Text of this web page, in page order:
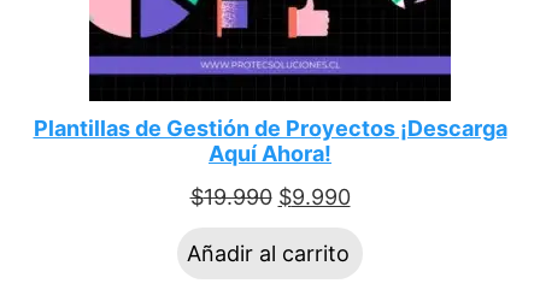
Plantillas de Gestión de Proyectos ¡Descarga
Aquí Ahora!
$19.990 $9.990
Añadir al carrito